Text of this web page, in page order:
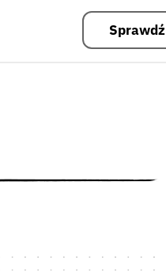
Sprawdź